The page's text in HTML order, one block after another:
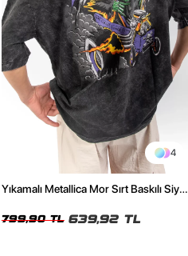
4
Yıkamalı Metallica Mor Sırt Baskılı Siyah
799,90 TL 639,92 TL